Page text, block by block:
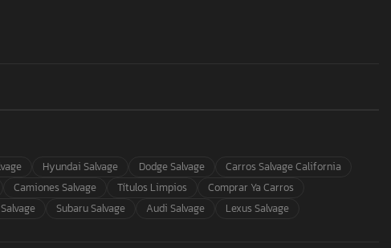
Hyundai Salvage Dodge Salvage
Carros Salvage California
Camiones Salvage Títulos Limpios
Comprar Ya Carros
Subaru Salvage Audi Salvage Lexus Salvage